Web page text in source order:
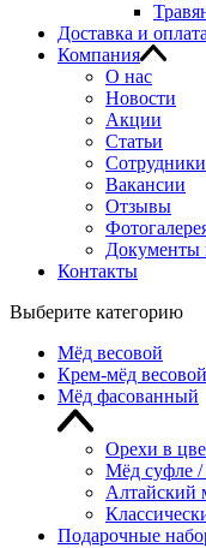
Доставка и оплата
Компания
О нас
Новости
Акции
Статьи
Сотрудники
Вакансии
Отзывы
Документы
Контакты
Выберите категорию
Мёд весовой
Крем-мёд весовой
Мёд фасованный
Орехи в
Мёд суфле /
Алтайский
Подарочные